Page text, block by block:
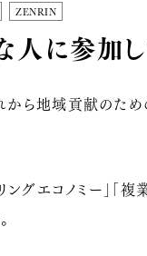
ZENRIN
人に参加
ら地域貢献のた
グエコノミー」「